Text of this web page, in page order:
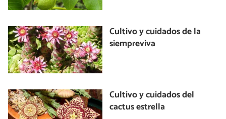
Cultivo y cuidados de la
siempreviva
Cultivo y cuidados del
cactus estrella